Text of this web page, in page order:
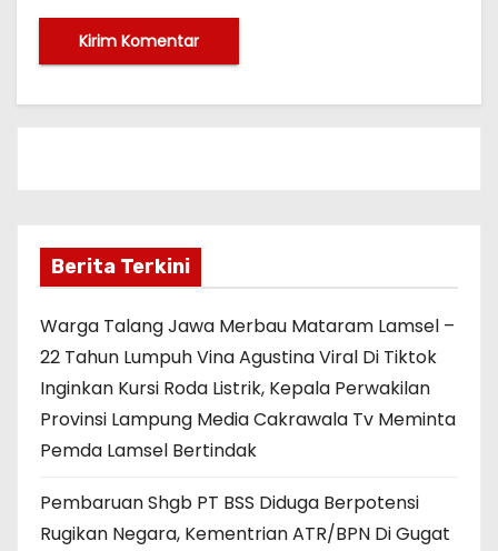
Berita Terkini
Warga Talang Jawa Merbau Mataram Lamsel –
22 Tahun Lumpuh Vina Agustina Viral Di Tiktok
Inginkan Kursi Roda Listrik, Kepala Perwakilan
Provinsi Lampung Media Cakrawala Tv Meminta
Pemda Lamsel Bertindak
Pembaruan Shgb PT BSS Diduga Berpotensi
Rugikan Negara, Kementrian ATR/BPN Di Gugat